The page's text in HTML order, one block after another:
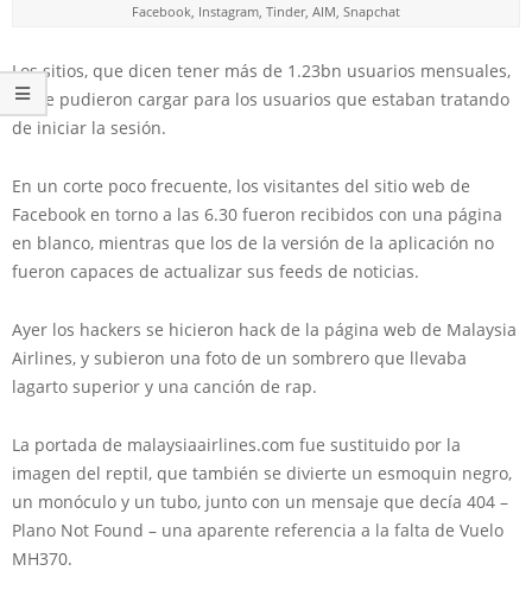
Facebook, Instagram, Tinder, AIM, Snapchat
Los sitios, que dicen tener más de 1.23bn usuarios mensuales,
no se pudieron cargar para los usuarios que estaban tratando
de iniciar la sesión.
En un corte poco frecuente, los visitantes del sitio web de
Facebook en torno a las 6.30 fueron recibidos con una página
en blanco, mientras que los de la versión de la aplicación no
fueron capaces de actualizar sus feeds de noticias.
Ayer los hackers se hicieron hack de la página web de Malaysia
Airlines, y subieron una foto de un sombrero que llevaba
lagarto superior y una canción de rap.
La portada de malaysiaairlines.com fue sustituido por la
imagen del reptil, que también se divierte un esmoquin negro,
un monóculo y un tubo, junto con un mensaje que decía 404 –
Plano Not Found – una aparente referencia a la falta de Vuelo
MH370.